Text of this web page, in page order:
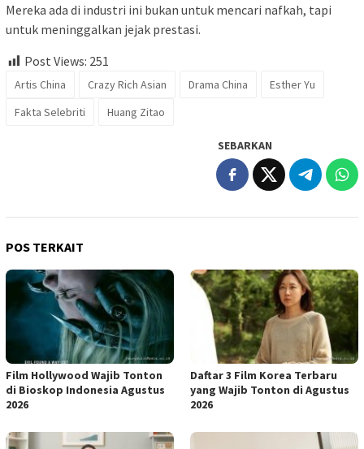
Mereka ada di industri ini bukan untuk mencari nafkah, tapi
untuk meninggalkan jejak prestasi.
Post Views: 251
Artis China Crazy Rich Asian Drama China
Esther Yu
Fakta Selebriti
Huang Zitao
SEBARKAN
POS TERKAIT
Film Hollywood Wajib Tonton
di Bioskop Indonesia Agustus
2026
Daftar 3 Film Korea Terbaru
yang Wajib Tonton di Agustus
2026